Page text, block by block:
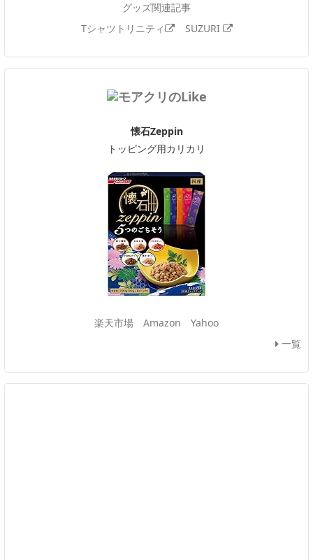
グッズ関連記事
Tシャツトリニティ
SUZURI
懐石Zeppin
トッピング用カリカリ
楽天市場 Amazon
Yahoo
一覧